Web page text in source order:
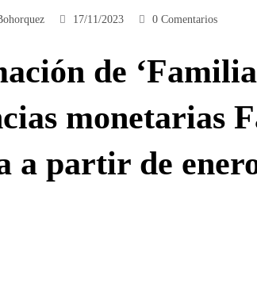
17/11/2023 0 Comentarios
de
monetarias
a partir de